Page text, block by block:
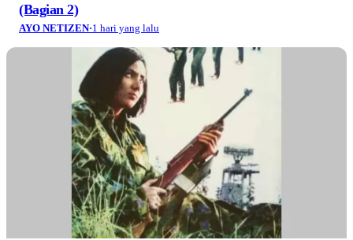
(Bagian 2)
AYO NETIZEN·1 hari yang lalu